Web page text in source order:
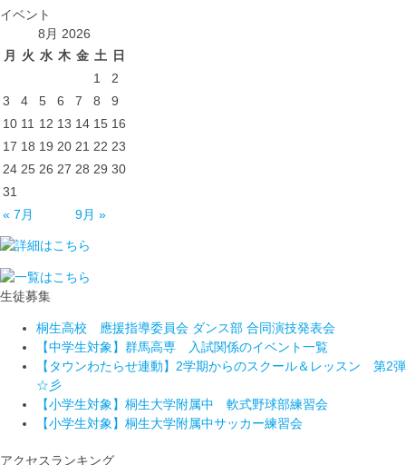
イベント
8月 2026
月 火 水 木 金 土 日
1
2
3
4 5 6 7 8
9
10 11 12 13 14 15 16
17 18 19 20 21 22 23
24 25 26 27 28 29 30
31
« 7月
9月 »
生徒募集
桐生高校 應援指導委員会 ダンス部 合同演技発表会
【中学生対象】群馬高専 入試関係のイベント一覧
【タウンわたらせ連動】2学期からのスクール＆レッスン 第2弾
☆彡
【小学生対象】桐生大学附属中 軟式野球部練習会
【小学生対象】桐生大学附属中サッカー練習会
アクセスランキング